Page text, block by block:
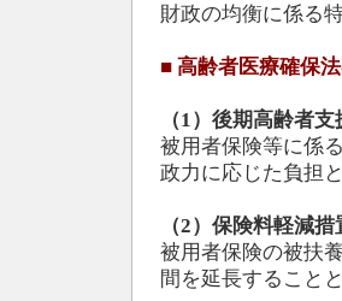
財政の均衡に係る
■ 高齢者医療確保
（1）後期高齢者
被用者保険等に係
政力に応じた負担
（2）保険料軽減
被用者保険の被扶
間を延長すること